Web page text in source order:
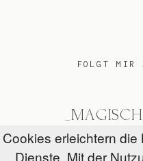
FOLGT MIR
Cookies erleichtern
Dienste. Mit der